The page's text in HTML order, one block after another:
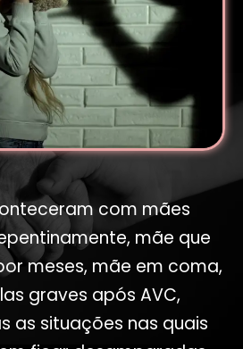
com mães
mãe que
meses, mãe em coma,
graves após AVC,
as situações nas quais